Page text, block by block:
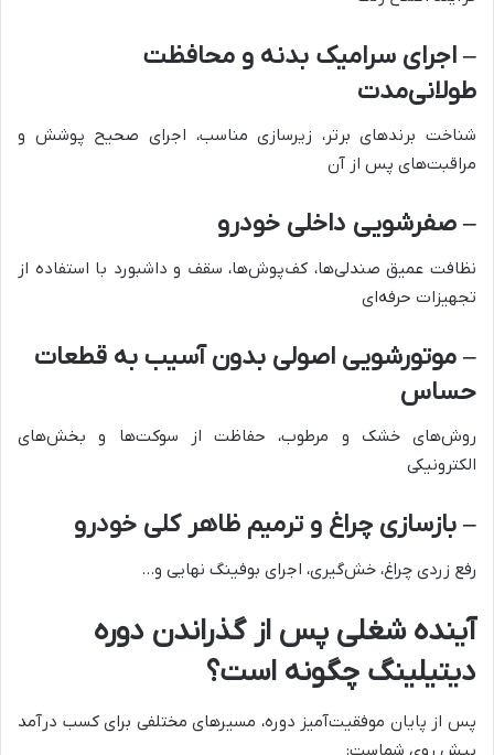
– اجرای سرامیک بدنه و محافظت
طولانی‌مدت
شناخت برندهای برتر، زیرسازی مناسب، اجرای صحیح پوشش و
مراقبت‌های پس از آن
– صفرشویی داخلی خودرو
نظافت عمیق صندلی‌ها، کف‌پوش‌ها، سقف و داشبورد با استفاده از
تجهیزات حرفه‌ای
– موتورشویی اصولی بدون آسیب به قطعات
حساس
روش‌های خشک و مرطوب، حفاظت از سوکت‌ها و بخش‌های
الکترونیکی
– بازسازی چراغ و ترمیم ظاهر کلی خودرو
رفع زردی چراغ، خش‌گیری، اجرای بوفینگ نهایی و…
آینده شغلی پس از گذراندن دوره
دیتیلینگ چگونه است؟
پس از پایان موفقیت‌آمیز دوره، مسیرهای مختلفی برای کسب درآمد